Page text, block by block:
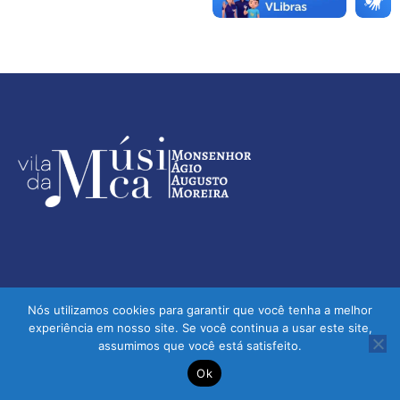
Vila da Música - Monsenhor Ágio Augusto Moreira | © 2026 -
Todos os direitos reservados
Nós utilizamos cookies para garantir que você tenha a melhor
experiência em nosso site. Se você continua a usar este site,
assumimos que você está satisfeito.
Ok